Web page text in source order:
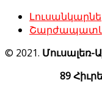
© 2021. Մուսալեռ-
89